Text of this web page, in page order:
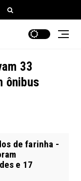
33
ônibus
de farinha -
e 17